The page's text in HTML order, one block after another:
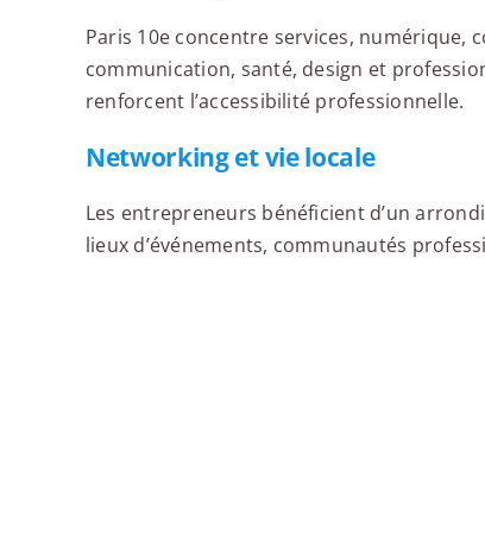
Paris 10e concentre services, numérique,
communication, santé, design et
renforcent l’accessibilité professionnelle.
Networking et vie locale
Les entrepreneurs bénéficient d’un
lieux d’événements, communautés